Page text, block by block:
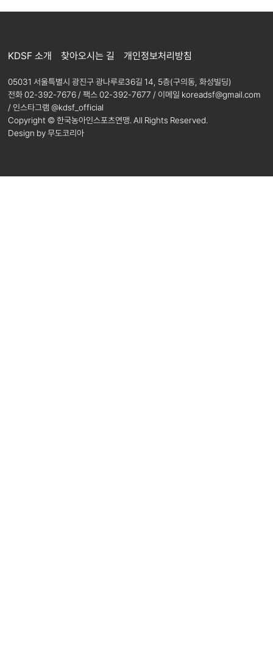
KDSF 소개 찾아오시는 길 개인정보처리방침
05031 서울특별시 광진구 광나루로36길 14, 5층(구의동, 화성빌딩)
전화 02-392-7676 / 팩스 02-392-7677 / 이메일 koreadsf@gmail.com
/ 인스타그램 @kdsf_official
Copyright © 한국농아인스포츠연맹. All Rights Reserved.
Design by 무도코리아